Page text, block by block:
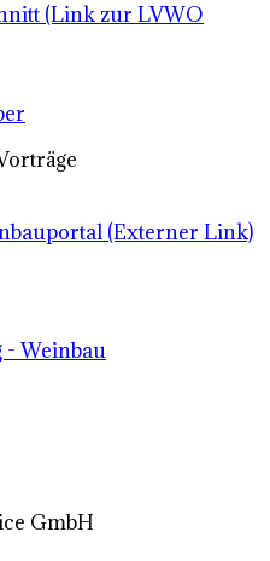
(Link zur LVWO
(Externer Link)
- Weinbau
GmbH